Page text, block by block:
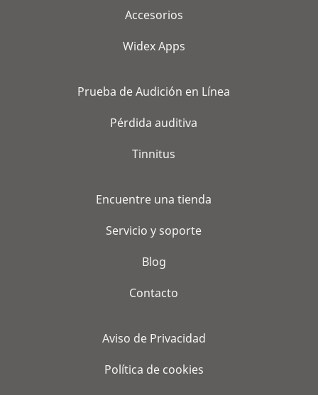
Accesorios
Widex Apps
Prueba de Audición en Línea
Pérdida auditiva
Tinnitus
Encuentre una tienda
Servicio y soporte
Blog
Contacto
Aviso de Privacidad
Política de cookies